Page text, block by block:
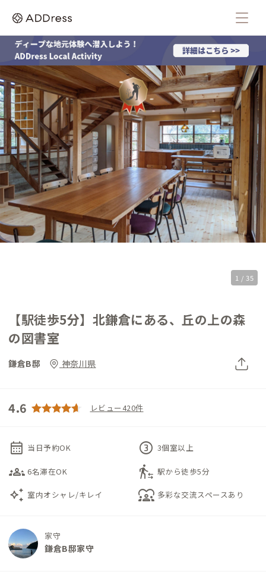
1 / 35
【駅徒歩5分】北鎌倉にある、丘の上の森
の図書室
鎌倉B邸 神奈川県
4.6 レビュー420件
calendar_month 当日予約OK counter_3 3個室以上
groups_3 6名滞在OK transfer_within_a_station 駅から徒歩5分
auto_awesome 室内オシャレ/キレイ diversity_1 多彩な交流スペースあり
家守
鎌倉B邸家守